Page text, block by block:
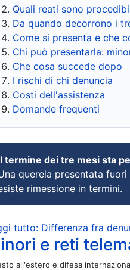
Quali reati sono
Da quando decorrono i
Come si presenta e che
Chi può presentarla:
Che cosa succede dopo
I rischi di chi denuncia
Costi dell'assistenza
Domande frequenti
termine dei tre mesi sta
querela presentata
rimessione in termini.
tutto: Differenza fra
e reti
all'estero e difesa